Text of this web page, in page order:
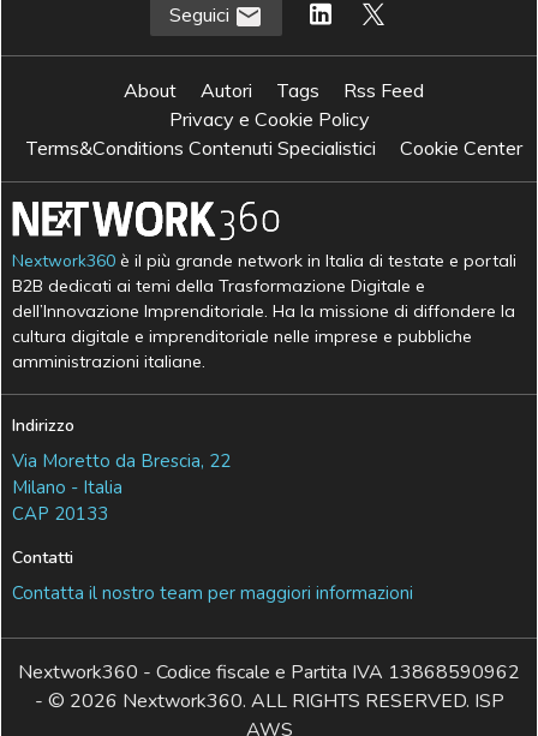
Seguici
About Autori Tags
Rss Feed
Privacy e Cookie Policy
Terms&Conditions Contenuti Specialistici
Cookie Center
Nextwork360 è il più grande network in Italia di testate e portali
B2B dedicati ai temi della Trasformazione Digitale e
dell’Innovazione Imprenditoriale. Ha la missione di diffondere la
cultura digitale e imprenditoriale nelle imprese e pubbliche
amministrazioni italiane.
Indirizzo
Via Moretto da Brescia, 22
Milano - Italia
CAP 20133
Contatti
Contatta il nostro team per maggiori informazioni
Nextwork360 - Codice fiscale e Partita IVA 13868590962
- © 2026 Nextwork360. ALL RIGHTS RESERVED. ISP
AWS